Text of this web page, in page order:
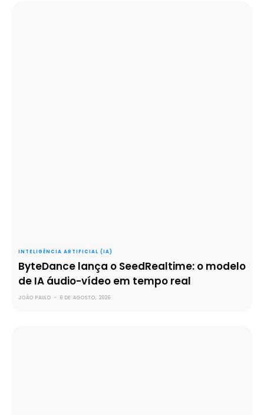
INTELIGÊNCIA ARTIFICIAL (IA)
ByteDance lança o SeedRealtime: o modelo
de IA áudio-vídeo em tempo real
JOÃO PAULO - 6 DE AGOSTO, 2026